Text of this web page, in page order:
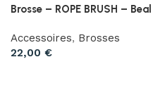
Brosse – ROPE BRUSH – Beal
Accessoires, Brosses
22,00 €